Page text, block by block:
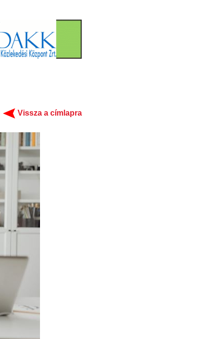
Vissza a címlapra